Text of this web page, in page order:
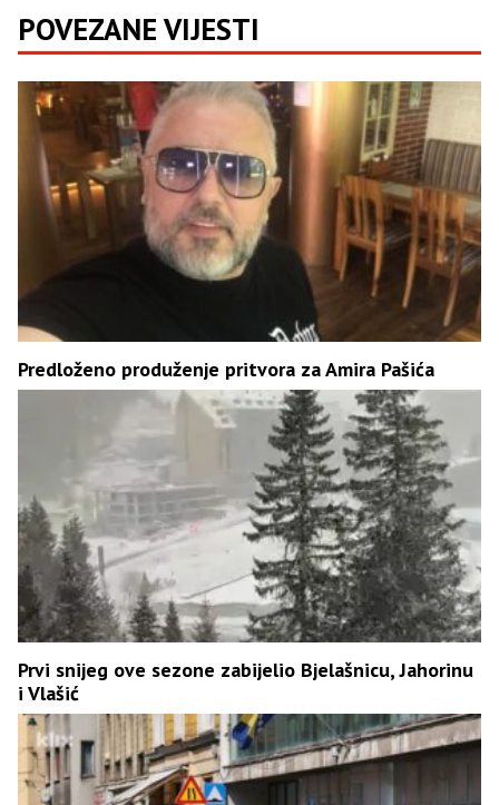
POVEZANE VIJESTI
Predloženo produženje pritvora za Amira Pašića
Prvi snijeg ove sezone zabijelio Bjelašnicu, Jahorinu
i Vlašić